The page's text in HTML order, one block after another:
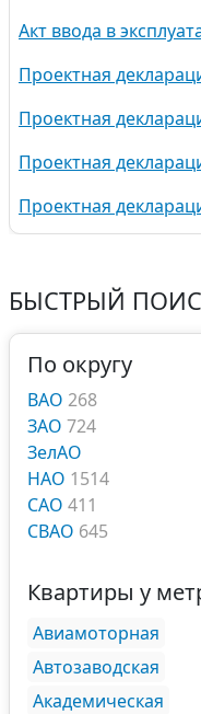
Акт ввода в
Проектная
Проектная
Проектная
Проектная
БЫСТРЫЙ
По округу
ВАО 268
ЗАО 724
ЗелАО
НАО 1514
САО 411
СВАО 645
Квартиры у
Авиамоторная
Автозаводская
Академическая